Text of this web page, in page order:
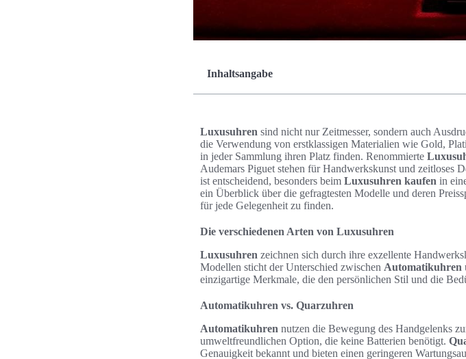
Inhaltsangabe
Luxusuhren sind nicht nur Zeitmesser, sondern auch
die Verwendung von erstklassigen Materialien wie Gold,
in jeder Sammlung ihren Platz finden. Renommierte
Audemars Piguet stehen für Handwerkskunst und zeitloses
ist entscheidend, besonders beim Luxusuhren kaufen in
ein Überblick über die gefragtesten Modelle und deren
für jede Gelegenheit zu finden.
Die verschiedenen Arten von Luxusuhren
Luxusuhren zeichnen sich durch ihre exzellente
Modellen sticht der Unterschied zwischen Automatikuhren
einzigartige Merkmale, die den persönlichen Stil und die
Automatikuhren vs. Quarzuhren
Automatikuhren nutzen die Bewegung des Handgelenks
umweltfreundlichen Option, die keine Batterien benötigt.
Genauigkeit bekannt und bieten einen geringeren